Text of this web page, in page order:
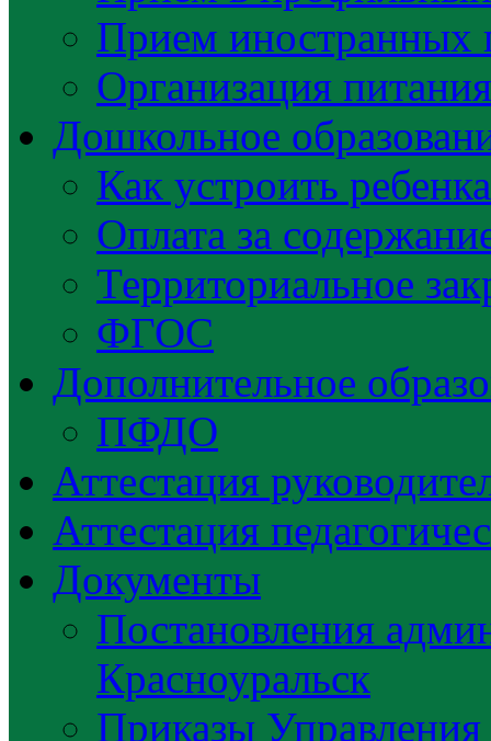
Прием иностранных
Организация
Дошкольное
Как устроить
Оплата за
Территориальное
ФГОС
Дополнительное
ПФДО
Аттестация
Аттестация
Документы
Постановления
Красноуральск
Приказы Управления